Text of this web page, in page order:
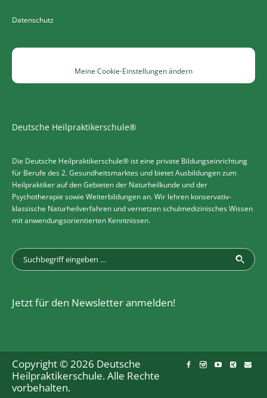
Datenschutz
Meine Cookie-Einstellungen ändern
Deutsche Heilpraktikerschule®
Die Deutsche Heilpraktikerschule® ist eine private Bildungseinrichtung
für Berufe des 2. Gesundheitsmarktes und bietet Ausbildungen zum
Heilpraktiker auf den Gebieten der Naturheilkunde und der
Psychotherapie sowie Weiterbildungen an. Wir lehren konservativ-
klassische Naturheilverfahren und vernetzen schulmedizinisches Wissen
mit anwendungsorientierten Kenntnissen.
Jetzt für den Newsletter anmelden!
Copyright © 2026 Deutsche
Heilpraktikerschule. Alle Rechte
vorbehalten.